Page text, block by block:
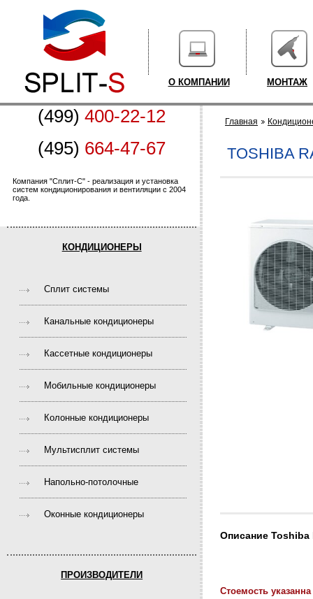
О КОМПАНИИ МОНТАЖ
(499) 400-22-12
(495) 664-47-67
Компания "Сплит-С" - реализация и установка
систем кондиционирования и вентиляции с 2004
года.
КОНДИЦИОНЕРЫ
Cплит системы
Канальные кондиционеры
Кассетные кондиционеры
Мобильные кондиционеры
Колонные кондиционеры
Мультисплит системы
Напольно-потолочные
Оконные кондиционеры
ПРОИЗВОДИТЕЛИ
Главная
TOSHIBA
Описание Toshiba
Стоемость